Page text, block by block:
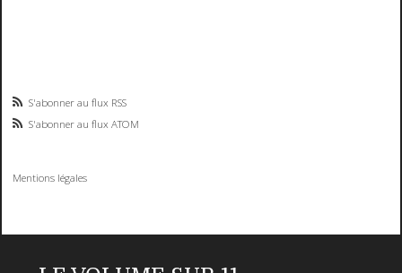
S'abonner au flux RSS
S'abonner au flux ATOM
Mentions légales